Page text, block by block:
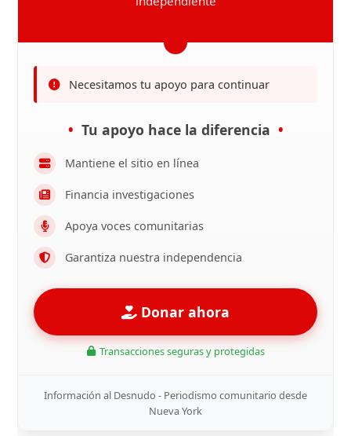
Necesitamos tu apoyo para continuar
Tu apoyo hace la diferencia
Mantiene el sitio en línea
Financia investigaciones
Apoya voces comunitarias
Garantiza nuestra independencia
Donar ahora
Transacciones seguras y protegidas
Información al Desnudo - Periodismo comunitario desde
Nueva York